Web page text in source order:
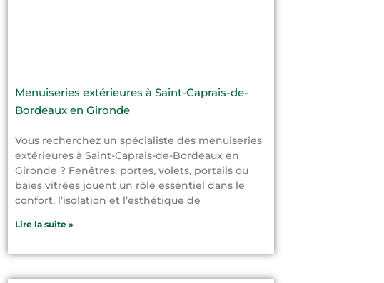
Menuiseries extérieures à Saint-Caprais-de-
Bordeaux en Gironde
Vous recherchez un spécialiste des menuiseries
extérieures à Saint-Caprais-de-Bordeaux en
Gironde ? Fenêtres, portes, volets, portails ou
baies vitrées jouent un rôle essentiel dans le
confort, l’isolation et l’esthétique de
Lire la suite »